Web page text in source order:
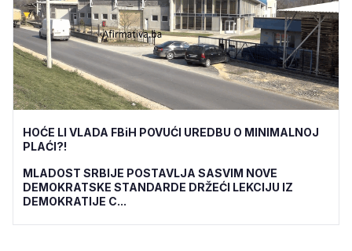
HOĆE LI VLADA FBiH POVUĆI UREDBU O MINIMALNOJ
PLAĆI?!
MLADOST SRBIJE POSTAVLJA SASVIM NOVE
DEMOKRATSKE STANDARDE DRŽEĆI LEKCIJU IZ
DEMOKRATIJE C...